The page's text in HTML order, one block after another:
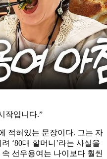
작입니다.”
적혀있는 문장이다. 그는 자
‘80대 할머니’라는 사실을
선우용여는 나이보다 훨씬